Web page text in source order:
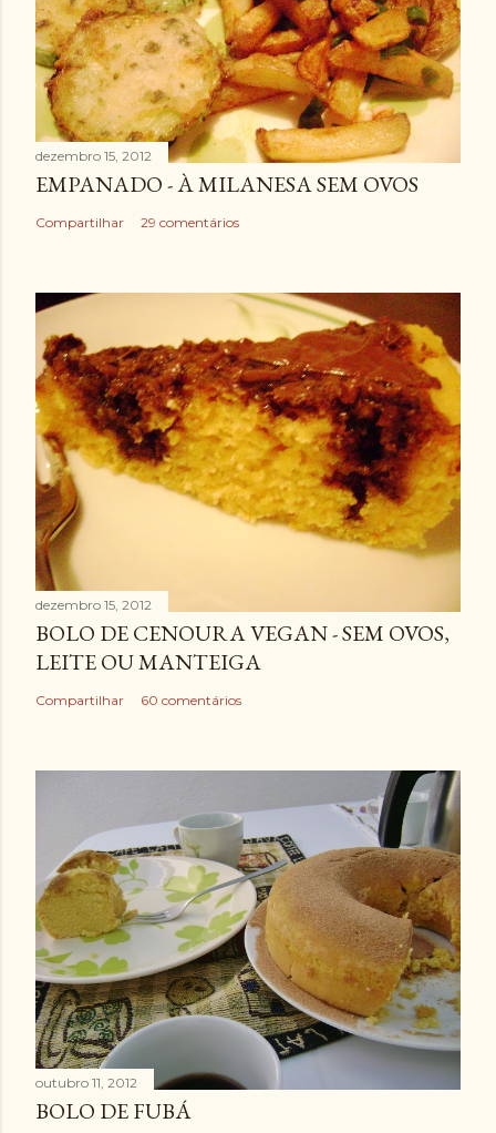
dezembro 15, 2012
EMPANADO - À MILANESA SEM OVOS
Compartilhar 29 comentários
dezembro 15, 2012
BOLO DE CENOURA VEGAN - SEM OVOS,
LEITE OU MANTEIGA
Compartilhar 60 comentários
outubro 11, 2012
BOLO DE FUBÁ